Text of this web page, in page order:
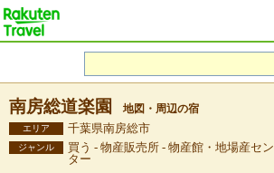
南房総道楽園 地図・周辺の宿
エリア 千葉県南房総市
ジャンル
買う - 物産販売所 - 物産館・地場産セン
ター